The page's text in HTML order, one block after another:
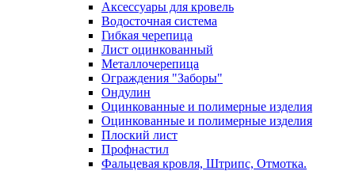
Аксессуары для кровель
Водосточная система
Гибкая черепица
Лист оцинкованный
Металлочерепица
Ограждения "Заборы"
Ондулин
Оцинкованные и полимерные изделия
Оцинкованные и полимерные изделия
Плоский лист
Профнастил
Фальцевая кровля, Штрипс, Отмотка.